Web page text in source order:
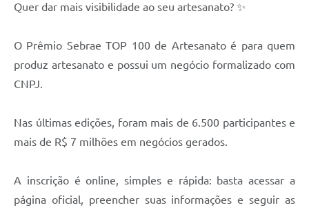
Quer dar mais visibilidade ao seu artesanato? ✨
O Prêmio Sebrae TOP 100 de Artesanato é para quem
produz artesanato e possui um negócio formalizado com
CNPJ.
Nas últimas edições, foram mais de 6.500 participantes e
mais de R$ 7 milhões em negócios gerados.
A inscrição é online, simples e rápida: basta acessar a
página oficial, preencher suas informações e seguir as